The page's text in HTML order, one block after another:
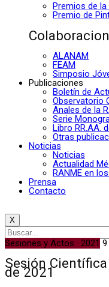
Premios de la
Premio de
ALANAM
FEAM
Simposio
Publicaciones
Boletín de
Observatorio
Anales de la
Serie
Libro RR.AA.
Otras
Noticias
Noticias
Actualidad
RANME en
Prensa
Contacto
X
Sesiones y Actos · 2021 9
Sesión
de 2021